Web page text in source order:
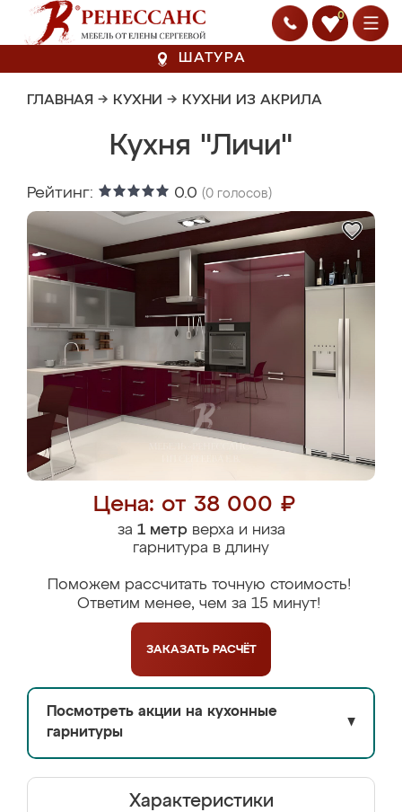
0
ШАТУРА
ГЛАВНАЯ → КУХНИ → КУХНИ ИЗ АКРИЛА
Кухня "Личи"
Рейтинг: 0.0 (0 голосов)
Цена: от 38 000 ₽
за 1 метрверха и низа
гарнитура в длину
Поможем рассчитать точную стоимость!
Ответим менее, чем за 15 минут!
ЗАКАЗАТЬ РАСЧЁТ
Посмотреть акции на кухонные
гарнитуры
▼
Характеристики